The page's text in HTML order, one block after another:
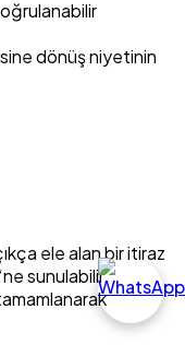
dönüş niyetinin
ele alan bir itiraz
‘ne sunulabilir.